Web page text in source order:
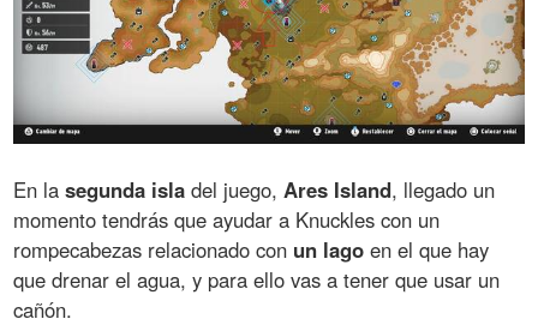
En lasegunda isla del juego, Ares Island, llegado un
momento tendrás que ayudar a Knuckles con un
rompecabezas relacionado con un lago en el que hay
que drenar el agua, y para ello vas a tener que usar un
cañón.